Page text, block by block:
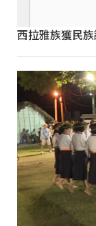
西拉雅族獲民